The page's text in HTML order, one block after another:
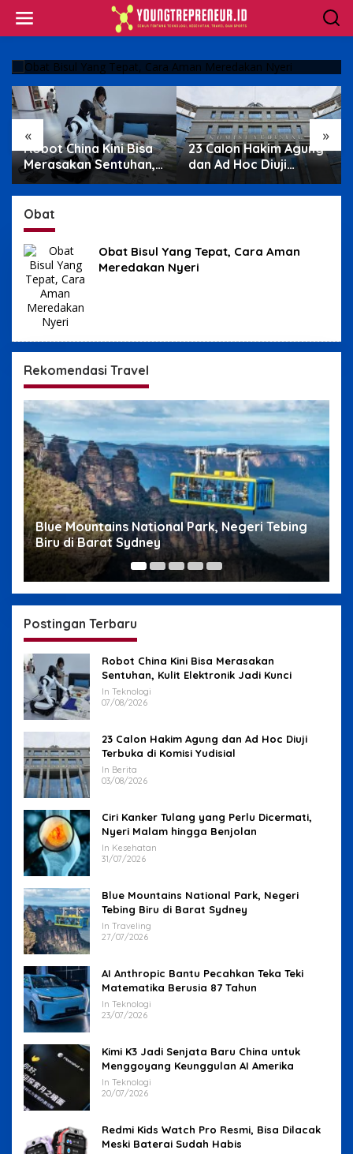
content
Obat Bisul Yang Tepat, Cara Aman Meredakan
Nyeri
« »
Bisa
Jadi
23 Calon Hakim Agung
dan Ad Hoc Diuji
Terbuka di Komisi
Yudisial
Ciri Kanker Tulang
yang Perlu
Nyeri Malam
Benjolan
Obat
Obat Bisul Yang Tepat, Cara Aman
Meredakan Nyeri
Rekomendasi Travel
National Park, Negeri Tebing
Sydney
Wisata Jepang
Sibuk sampai
Postingan Terbaru
Robot China Kini Bisa Merasakan
Sentuhan, Kulit Elektronik Jadi Kunci
In Teknologi
07/08/2026
23 Calon Hakim Agung dan Ad Hoc Diuji
Terbuka di Komisi Yudisial
In Berita
03/08/2026
Ciri Kanker Tulang yang Perlu Dicermati,
Nyeri Malam hingga Benjolan
In Kesehatan
31/07/2026
Blue Mountains National Park, Negeri
Tebing Biru di Barat Sydney
In Traveling
27/07/2026
AI Anthropic Bantu Pecahkan Teka Teki
Matematika Berusia 87 Tahun
In Teknologi
23/07/2026
Kimi K3 Jadi Senjata Baru China untuk
Menggoyang Keunggulan AI Amerika
In Teknologi
20/07/2026
Redmi Kids Watch Pro Resmi, Bisa Dilacak
Meski Baterai Sudah Habis